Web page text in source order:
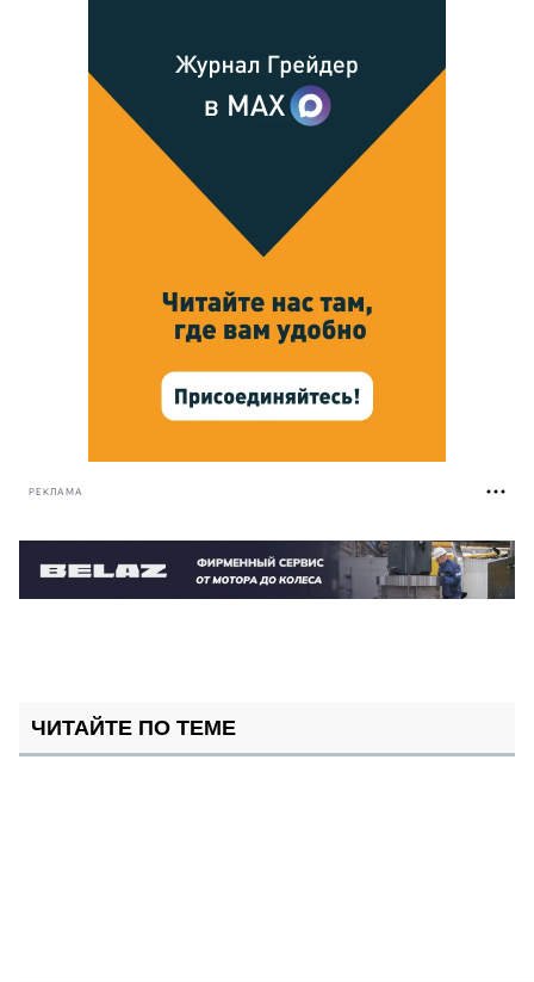
РЕКЛАМА
ЧИТАЙТЕ ПО ТЕМЕ